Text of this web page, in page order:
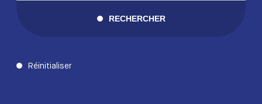
RECHERCHER
Réinitialiser